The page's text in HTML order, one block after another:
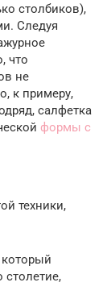
столбиков),
Следуя
что
не
к примеру,
салфетка
формы с
техники,
который